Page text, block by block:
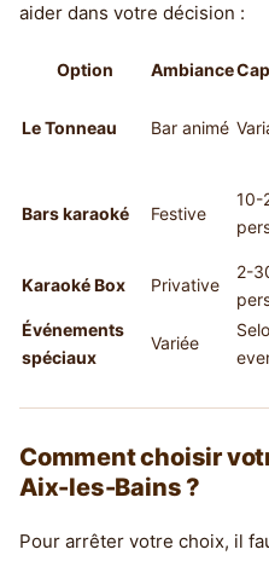
aider dans votre décision :
Option Ambiance
Le Tonneau Bar animé
Bars karaoké Festive
10-
Karaoké Box Privative
2-
Événements
spéciaux
Variée
Comment choisir
Aix-les-Bains ?
Pour arrêter votre choix, il